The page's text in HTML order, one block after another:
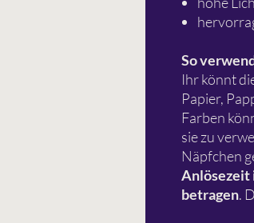
So
Ihr könnt
Papier,
Farben
sie zu
Näpfchen
Anlösezeit
betragen.